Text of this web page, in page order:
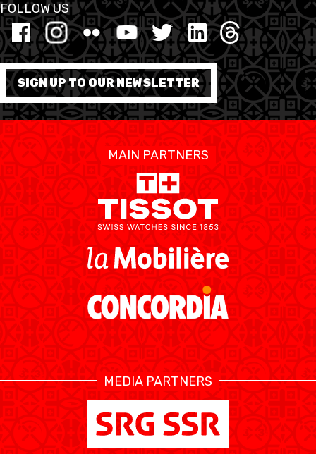
FOLLOW US
SIGN UP TO OUR NEWSLETTER
MAIN PARTNERS
MEDIA PARTNERS